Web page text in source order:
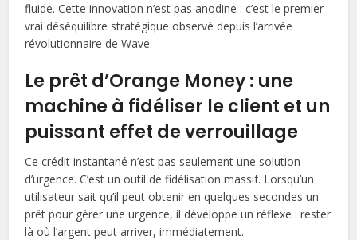
fluide. Cette innovation n’est pas anodine : c’est le premier
vrai déséquilibre stratégique observé depuis l’arrivée
révolutionnaire de Wave.
Le prêt d’Orange Money : une
machine à fidéliser le client et un
puissant effet de verrouillage
Ce crédit instantané n’est pas seulement une solution
d’urgence. C’est un outil de fidélisation massif. Lorsqu’un
utilisateur sait qu’il peut obtenir en quelques secondes un
prêt pour gérer une urgence, il développe un réflexe : rester
là où l’argent peut arriver, immédiatement.